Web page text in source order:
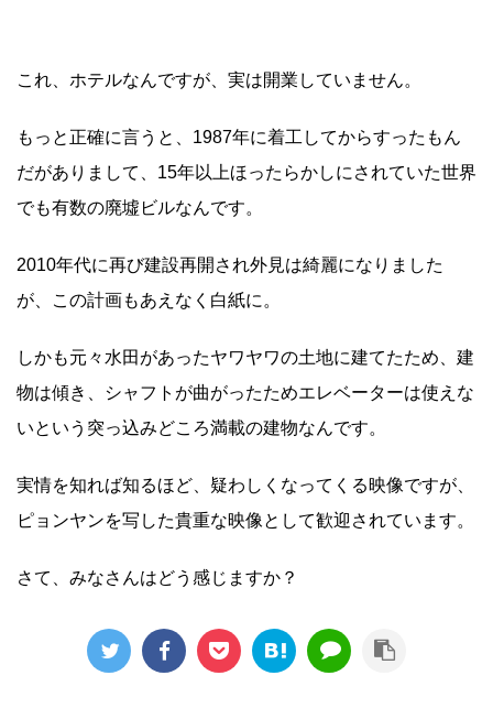
これ、ホテルなんですが、実は開業していません。
もっと正確に言うと、1987年に着工してからすったもん
だがありまして、15年以上ほったらかしにされていた世界
でも有数の廃墟ビルなんです。
2010年代に再び建設再開され外見は綺麗になりました
が、この計画もあえなく白紙に。
しかも元々水田があったヤワヤワの土地に建てたため、建
物は傾き、シャフトが曲がったためエレベーターは使えな
いという突っ込みどころ満載の建物なんです。
実情を知れば知るほど、疑わしくなってくる映像ですが、
ピョンヤンを写した貴重な映像として歓迎されています。
さて、みなさんはどう感じますか？